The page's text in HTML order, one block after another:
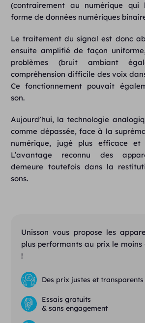
(contrairement au numérique qui
forme de données numériques
Le traitement du signal est donc
ensuite amplifié de façon
problèmes (bruit ambiant
compréhension difficile des voix
Ce fonctionnement pouvait
son.
Aujourd’hui, la technologie
comme dépassée, face à la
numérique, jugé plus efficace et
L’avantage reconnu des
demeure toutefois dans la
sons.
Unisson vous propose les
plus performants au prix le moins
!
Des prix justes et transparents
Essais gratuits
& sans engagement